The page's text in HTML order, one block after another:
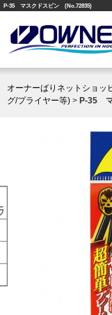
P-35 マスクドスピン (No.72835)
オーナーばりネットショッ
グ/プライヤー等) > P-35